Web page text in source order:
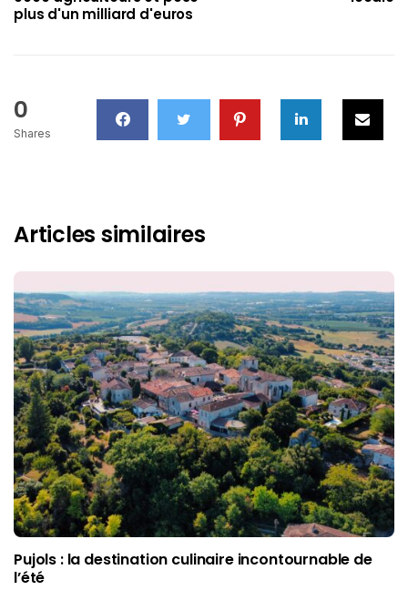
plus d'un milliard d'euros
0
Shares
Articles similaires
Pujols : la destination culinaire incontournable de
l’été